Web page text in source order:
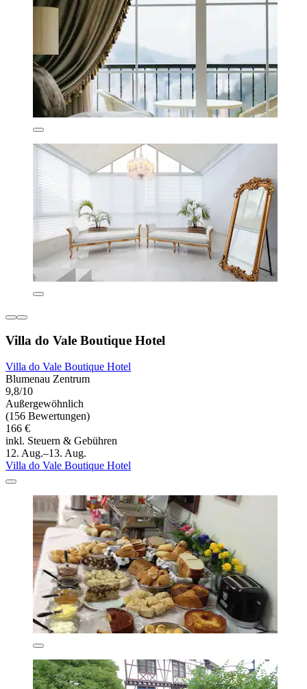
Villa do Vale Boutique Hotel
Villa do Vale Boutique Hotel
Blumenau Zentrum
9,8/10
Außergewöhnlich
(156 Bewertungen)
166 €
inkl. Steuern & Gebühren
12. Aug.–13. Aug.
Villa do Vale Boutique Hotel